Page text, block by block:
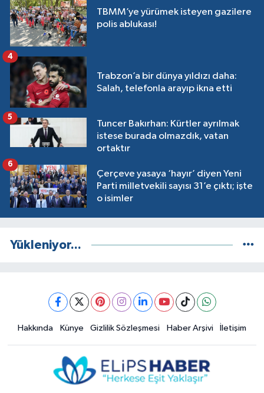
TBMM’ye yürümek isteyen gazilere
polis ablukası!
Trabzon’a bir dünya yıldızı daha:
Salah, telefonla arayıp ikna etti
4
Tuncer Bakırhan: Kürtler ayrılmak
istese burada olmazdık, vatan
ortaktır
5
Çerçeve yasaya ‘hayır’ diyen Yeni
Parti milletvekili sayısı 31’e çıktı; işte
o isimler
6
Yükleniyor...
Hakkında Künye Gizlilik Sözleşmesi Haber Arşivi İletişim